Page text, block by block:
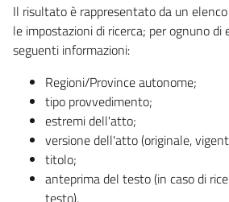
Il risultato è rappresentato da un
le impostazioni di ricerca; per ognuno
seguenti informazioni:
Regioni/Province autonome;
tipo provvedimento;
estremi dell'atto;
versione dell'atto (originale,
titolo;
anteprima del testo (in caso di
testo).